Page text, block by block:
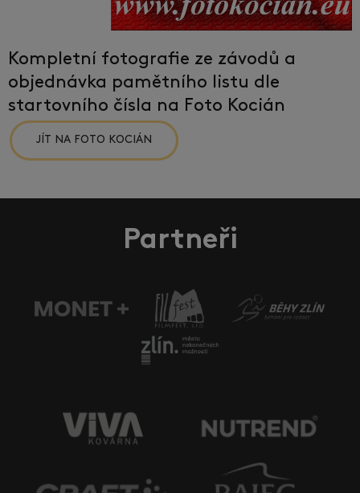
Kompletní fotografie ze závodů a
objednávka pamětního listu dle
startovního čísla na Foto Kocián
JÍT NA FOTO KOCIÁN
Partneři